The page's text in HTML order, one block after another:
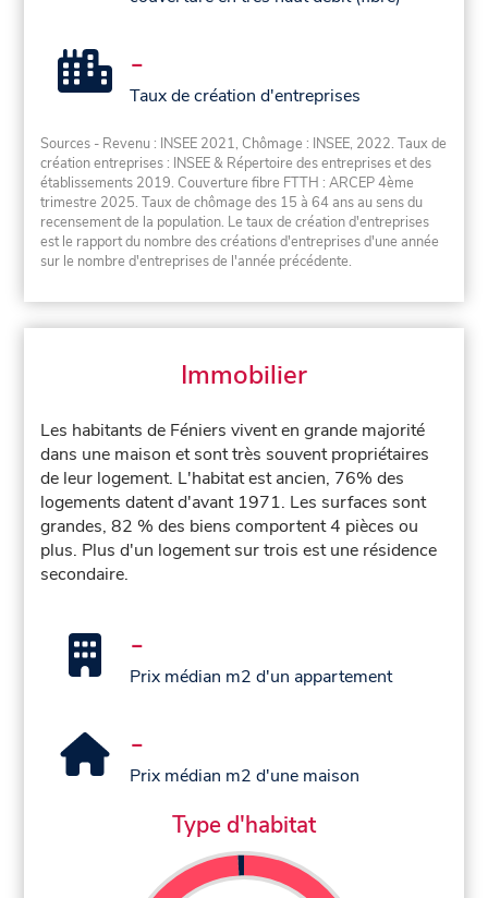
-
Taux de création d'entreprises
Sources - Revenu : INSEE 2021, Chômage : INSEE, 2022. Taux de
création entreprises : INSEE & Répertoire des entreprises et des
établissements 2019. Couverture fibre FTTH : ARCEP 4ème
trimestre 2025. Taux de chômage des 15 à 64 ans au sens du
recensement de la population. Le taux de création d'entreprises
est le rapport du nombre des créations d'entreprises d'une année
sur le nombre d'entreprises de l'année précédente.
Immobilier
Les habitants de Féniers vivent en grande majorité
dans une maison et sont très souvent propriétaires
de leur logement. L'habitat est ancien, 76% des
logements datent d'avant 1971. Les surfaces sont
grandes, 82 % des biens comportent 4 pièces ou
plus. Plus d'un logement sur trois est une résidence
secondaire.
-
Prix médian m2 d'un appartement
-
Prix médian m2 d'une maison
Type d'habitat